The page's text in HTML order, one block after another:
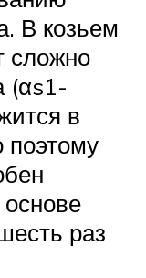
В козьем
сложно
(αs1-
в
раз